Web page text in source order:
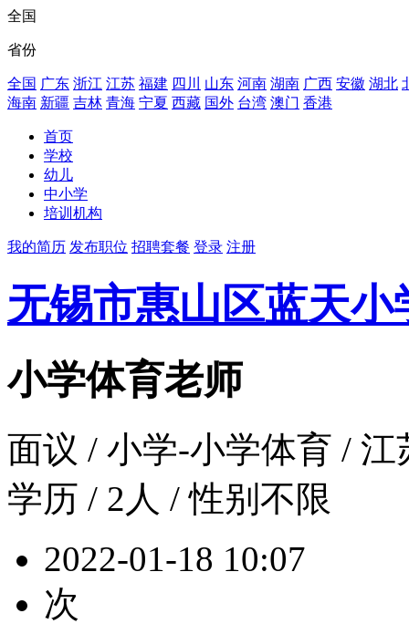
全国
省份
全国 广东 浙江 江苏 福建 四川 山东 河南 湖南 广西 安徽 湖北
海南 新疆 吉林 青海 宁夏 西藏 国外 台湾 澳门 香港
首页
学校
幼儿
中小学
培训机构
我的简历 发布职位 招聘套餐 登录 注册
无锡市惠山区蓝天小
小学体育老师
面议 / 小学-小学体育 /
学历 / 2人 / 性别不限
2022-01-18 10:07
次